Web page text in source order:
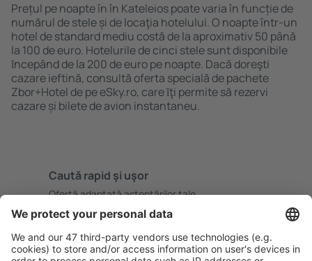
Prețul pe noapte în în Kateleios poate varia în funcție de
numărul de stele și de locaţia hotelului. O noapte într-un
hotel de standard mediu costă de la aproximativ 50 până
la 100 de euro. Hotelurile de cinci stele sunt disponibile
ȋncepând de la 200 de euro pe noapte. Dacă doreşti
cazare ieftină, consultă oferta specială de pachete
Zbor+Hotel de pe eSky.ro, care ȋţi permite să rezervi
cazare și bilete de avion instantaneu.
Caută rapid şi uşor
Ofertă adaptată aşteptărilor tale.
Planifică ȋn siguranţă
Rezervare fără griji cu opțiune gratuită de anulare.